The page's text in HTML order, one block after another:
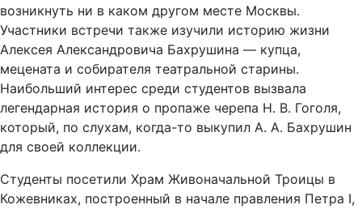
возникнуть ни в каком другом месте Москвы.
Участники встречи также изучили историю жизни
Алексея Александровича Бахрушина — купца,
мецената и собирателя театральной старины.
Наибольший интерес среди студентов вызвала
легендарная история о пропаже черепа Н. В. Гоголя,
который, по слухам, когда-то выкупил А. А. Бахрушин
для своей коллекции.
Студенты посетили Храм Живоначальной Троицы в
Кожевниках, построенный в начале правления Петра I,